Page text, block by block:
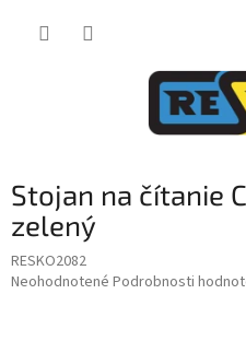
Stojan na čítanie
zelený
RESKO2082
Priemerné
Neohodnotené Podrobnosti